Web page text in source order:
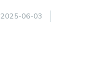
2025-06-03